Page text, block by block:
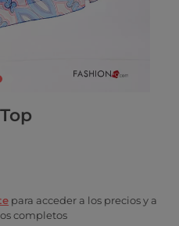
para acceder a los precios y a
completos